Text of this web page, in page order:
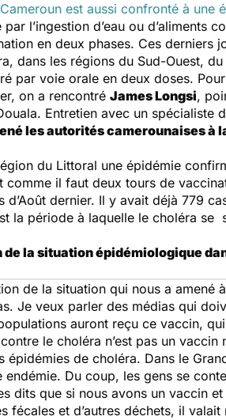
est aussi confronté à une
l’ingestion d’eau ou d’aliments
en deux phases. Ces derniers
dans les régions du Sud-Ouest,
par voie orale en deux doses.
on a rencontré James Longsi,
Entretien avec un spécialiste
les autorités camerounaises à
du Littoral une épidémie
il faut deux tours de
dernier. Il y avait déjà 779
la période à laquelle le choléra se
la situation épidémiologique
de la situation qui nous a
Je veux parler des médias qui
auront reçu ce vaccin,
le choléra n’est pas un
de choléra. Dans le
endémie. Du coup, les gens se
dits que si nous avons un vaccin
fécales et d’autres déchets, il